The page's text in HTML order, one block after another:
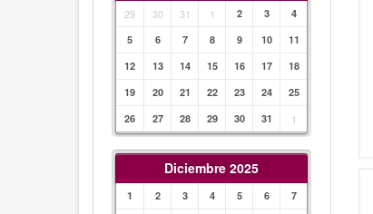
29 30 31 1 2 3
4
5
6 7 8 9 10
11
12
13 14 15 16 17
18
19
20 21 22 23 24
25
26
27 28 29 30 31 1
Diciembre 2025
1 2 3 4 5 6
7